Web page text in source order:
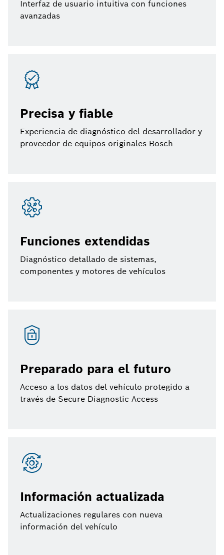
Interfaz de usuario intuitiva con funciones
avanzadas
Precisa y fiable
Experiencia de diagnóstico del desarrollador y
proveedor de equipos originales Bosch
Funciones extendidas
Diagnóstico detallado de sistemas,
componentes y motores de vehículos
Preparado para el futuro
Acceso a los datos del vehículo protegido a
través de Secure Diagnostic Access
Información actualizada
Actualizaciones regulares con nueva
información del vehículo